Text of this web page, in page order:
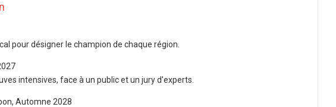
pour désigner le champion de chaque région.
intensives, face à un public et un jury d'experts.
Automne 2028